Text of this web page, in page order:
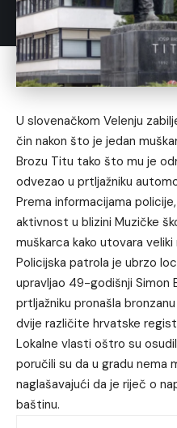
U slovenačkom Velenju
čin nakon što je jedan
Brozu Titu tako što mu je
odvezao u prtljažniku
Prema informacijama
aktivnost u blizini Muzičke
muškarca kako utovara
Policijska patrola je ubrzo
upravljao 49-godišnji Simon
prtljažniku pronašla
dvije različite hrvatske
Lokalne vlasti oštro su
poručili su da u gradu nema
naglašavajući da je riječ o
baštinu.